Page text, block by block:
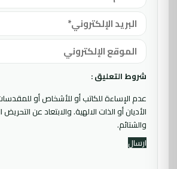
شروط التعليق :
عدم الإساءة للكاتب أو للأشخاص أو
الأديان أو الذات الالهية. والابتعاد عن
والشتائم.